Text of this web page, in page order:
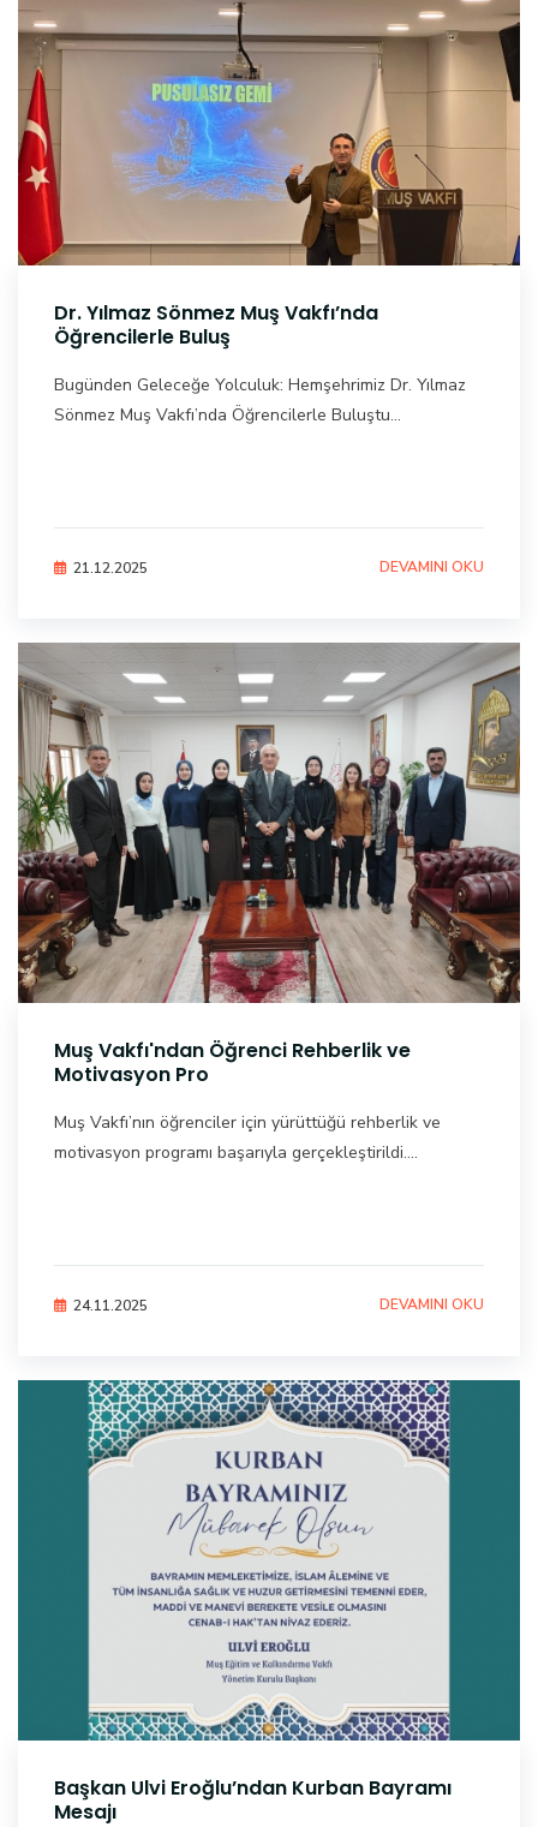
Dr. Yılmaz Sönmez Muş Vakfı’nda
Öğrencilerle Buluş
Bugünden Geleceğe Yolculuk: Hemşehrimiz Dr. Yılmaz
Sönmez Muş Vakfı’nda Öğrencilerle Buluştu...
21.12.2025 DEVAMINI OKU
Muş Vakfı'ndan Öğrenci Rehberlik ve
Motivasyon Pro
Muş Vakfı’nın öğrenciler için yürüttüğü rehberlik ve
motivasyon programı başarıyla gerçekleştirildi....
24.11.2025 DEVAMINI OKU
Başkan Ulvi Eroğlu’ndan Kurban Bayramı
Mesajı